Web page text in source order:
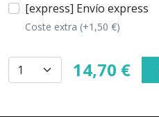
[express] Envío express
Coste extra (+1,50 €)
14,70 €